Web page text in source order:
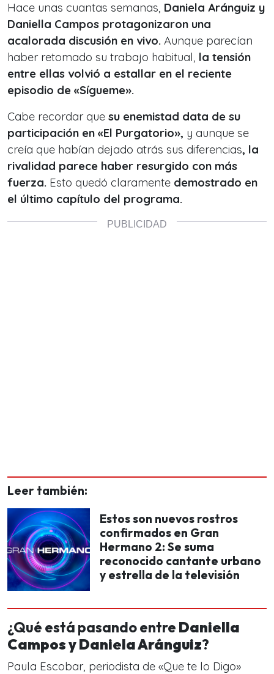
Hace unas cuantas semanas, Daniela Aránguiz y
Daniella Campos protagonizaron una
acalorada discusión en vivo. Aunque parecían
haber retomado su trabajo habitual, la tensión
entre ellas volvió a estallar en el reciente
episodio de «Sígueme».
Cabe recordar que su enemistad data de su
participación en «El Purgatorio», y aunque se
creía que habían dejado atrás sus diferencias, la
rivalidad parece haber resurgido con más
fuerza. Esto quedó claramente demostrado en
el último capítulo del programa.
Leer también:
Estos son nuevos rostros
confirmados en Gran
Hermano 2: Se suma
reconocido cantante urbano
y estrella de la televisión
¿Qué está pasando entre Daniella
Campos y Daniela Aránguiz?
Paula Escobar, periodista de «Que te lo Digo»